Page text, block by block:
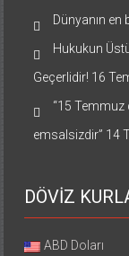
Dünyanın
Hukukun
Geçerlidir! 16
“15 Temmuz
emsalsizdir” 14
DÖVİZ
ABD Doları